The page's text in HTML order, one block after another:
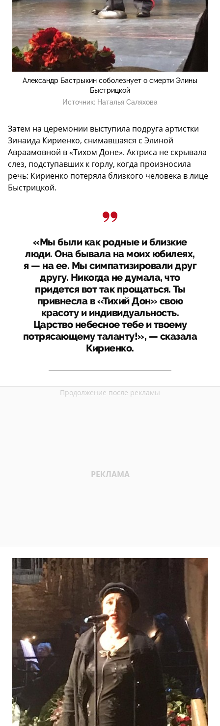
Александр Бастрыкин соболезнует о смерти Элины
Быстрицкой
Источник: Наталья Саляхова
Затем на церемонии выступила подруга артистки
Зинаида Кириенко, снимавшаяся с Элиной
Авраамовной в «Тихом Доне». Актриса не скрывала
слез, подступавших к горлу, когда произносила
речь: Кириенко потеряла близкого человека в лице
Быстрицкой.
«Мы были как родные и близкие
люди. Она бывала на моих юбилеях,
я — на ее. Мы симпатизировали друг
другу. Никогда не думала, что
придется вот так прощаться. Ты
привнесла в «Тихий Дон» свою
красоту и индивидуальность.
Царство небесное тебе и твоему
потрясающему таланту!», — сказала
Кириенко.